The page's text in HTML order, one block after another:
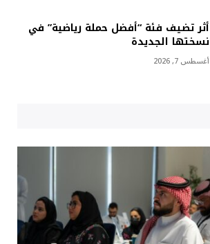
أثر تضيف فئة “أفضل حملة رياضية” في
نسختها الجديدة
أغسطس 7, 2026